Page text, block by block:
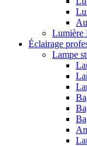
Lumière
Éclairage
Lampe